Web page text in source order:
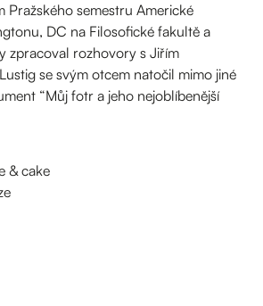
Pražského semestru Americké
DC na Filosofické fakultě a
zpracoval rozhovory s Jiřím
se svým otcem natočil mimo jiné
“Můj fotr a jeho nejoblíbenější
& cake